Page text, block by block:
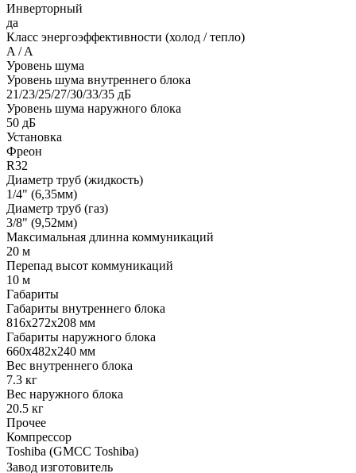
Инверторный
да
Класс энергоэффективности (холод / тепло)
A / A
Уровень шума
Уровень шума внутреннего блока
21/23/25/27/30/33/35 дБ
Уровень шума наружного блока
50 дБ
Установка
Фреон
R32
Диаметр труб (жидкость)
1/4" (6,35мм)
Диаметр труб (газ)
3/8" (9,52мм)
Максимальная длинна коммуникаций
20 м
Перепад высот коммуникаций
10 м
Габариты
Габариты внутреннего блока
816x272x208 мм
Габариты наружного блока
660x482x240 мм
Вес внутреннего блока
7.3 кг
Вес наружного блока
20.5 кг
Прочее
Компрессор
Toshiba (GMCC Toshiba)
Завод изготовитель